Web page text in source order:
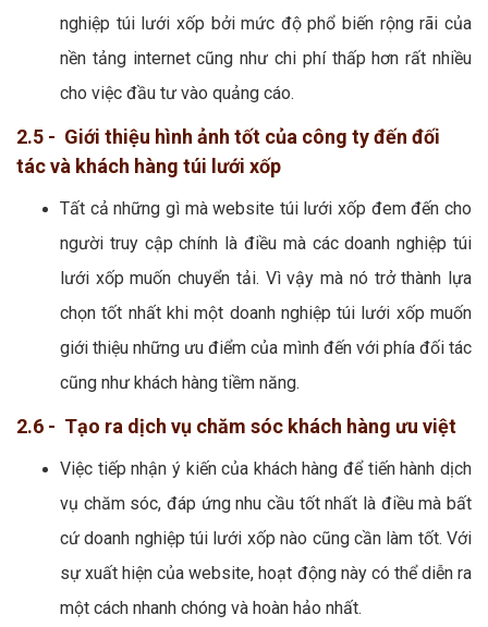
nghiệp túi lưới xốp bởi mức độ phổ biến rộng rãi của
nền tảng internet cũng như chi phí thấp hơn rất nhiều
cho việc đầu tư vào quảng cáo.
2.5 - Giới thiệu hình ảnh tốt của công ty đến đối
tác và khách hàng túi lưới xốp
Tất cả những gì mà website túi lưới xốp đem đến cho
người truy cập chính là điều mà các doanh nghiệp túi
lưới xốp muốn chuyển tải. Vì vậy mà nó trở thành lựa
chọn tốt nhất khi một doanh nghiệp túi lưới xốp muốn
giới thiệu những ưu điểm của mình đến với phía đối tác
cũng như khách hàng tiềm năng.
2.6 - Tạo ra dịch vụ chăm sóc khách hàng ưu việt
Việc tiếp nhận ý kiến của khách hàng để tiến hành dịch
vụ chăm sóc, đáp ứng nhu cầu tốt nhất là điều mà bất
cứ doanh nghiệp túi lưới xốp nào cũng cần làm tốt. Với
sự xuất hiện của website, hoạt động này có thể diễn ra
một cách nhanh chóng và hoàn hảo nhất.